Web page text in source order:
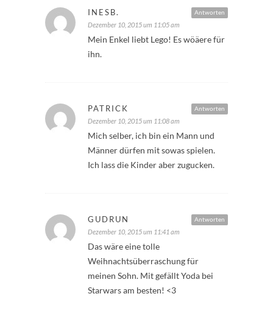
Antworten
INESB.
Dezember 10, 2015 um 11:05 am
Mein Enkel liebt Lego! Es wöäere für
ihn.
Antworten
PATRICK
Dezember 10, 2015 um 11:08 am
Mich selber, ich bin ein Mann und
Männer dürfen mit sowas spielen.
Ich lass die Kinder aber zugucken.
Antworten
GUDRUN
Dezember 10, 2015 um 11:41 am
Das wäre eine tolle
Weihnachtsüberraschung für
meinen Sohn. Mit gefällt Yoda bei
Starwars am besten! <3